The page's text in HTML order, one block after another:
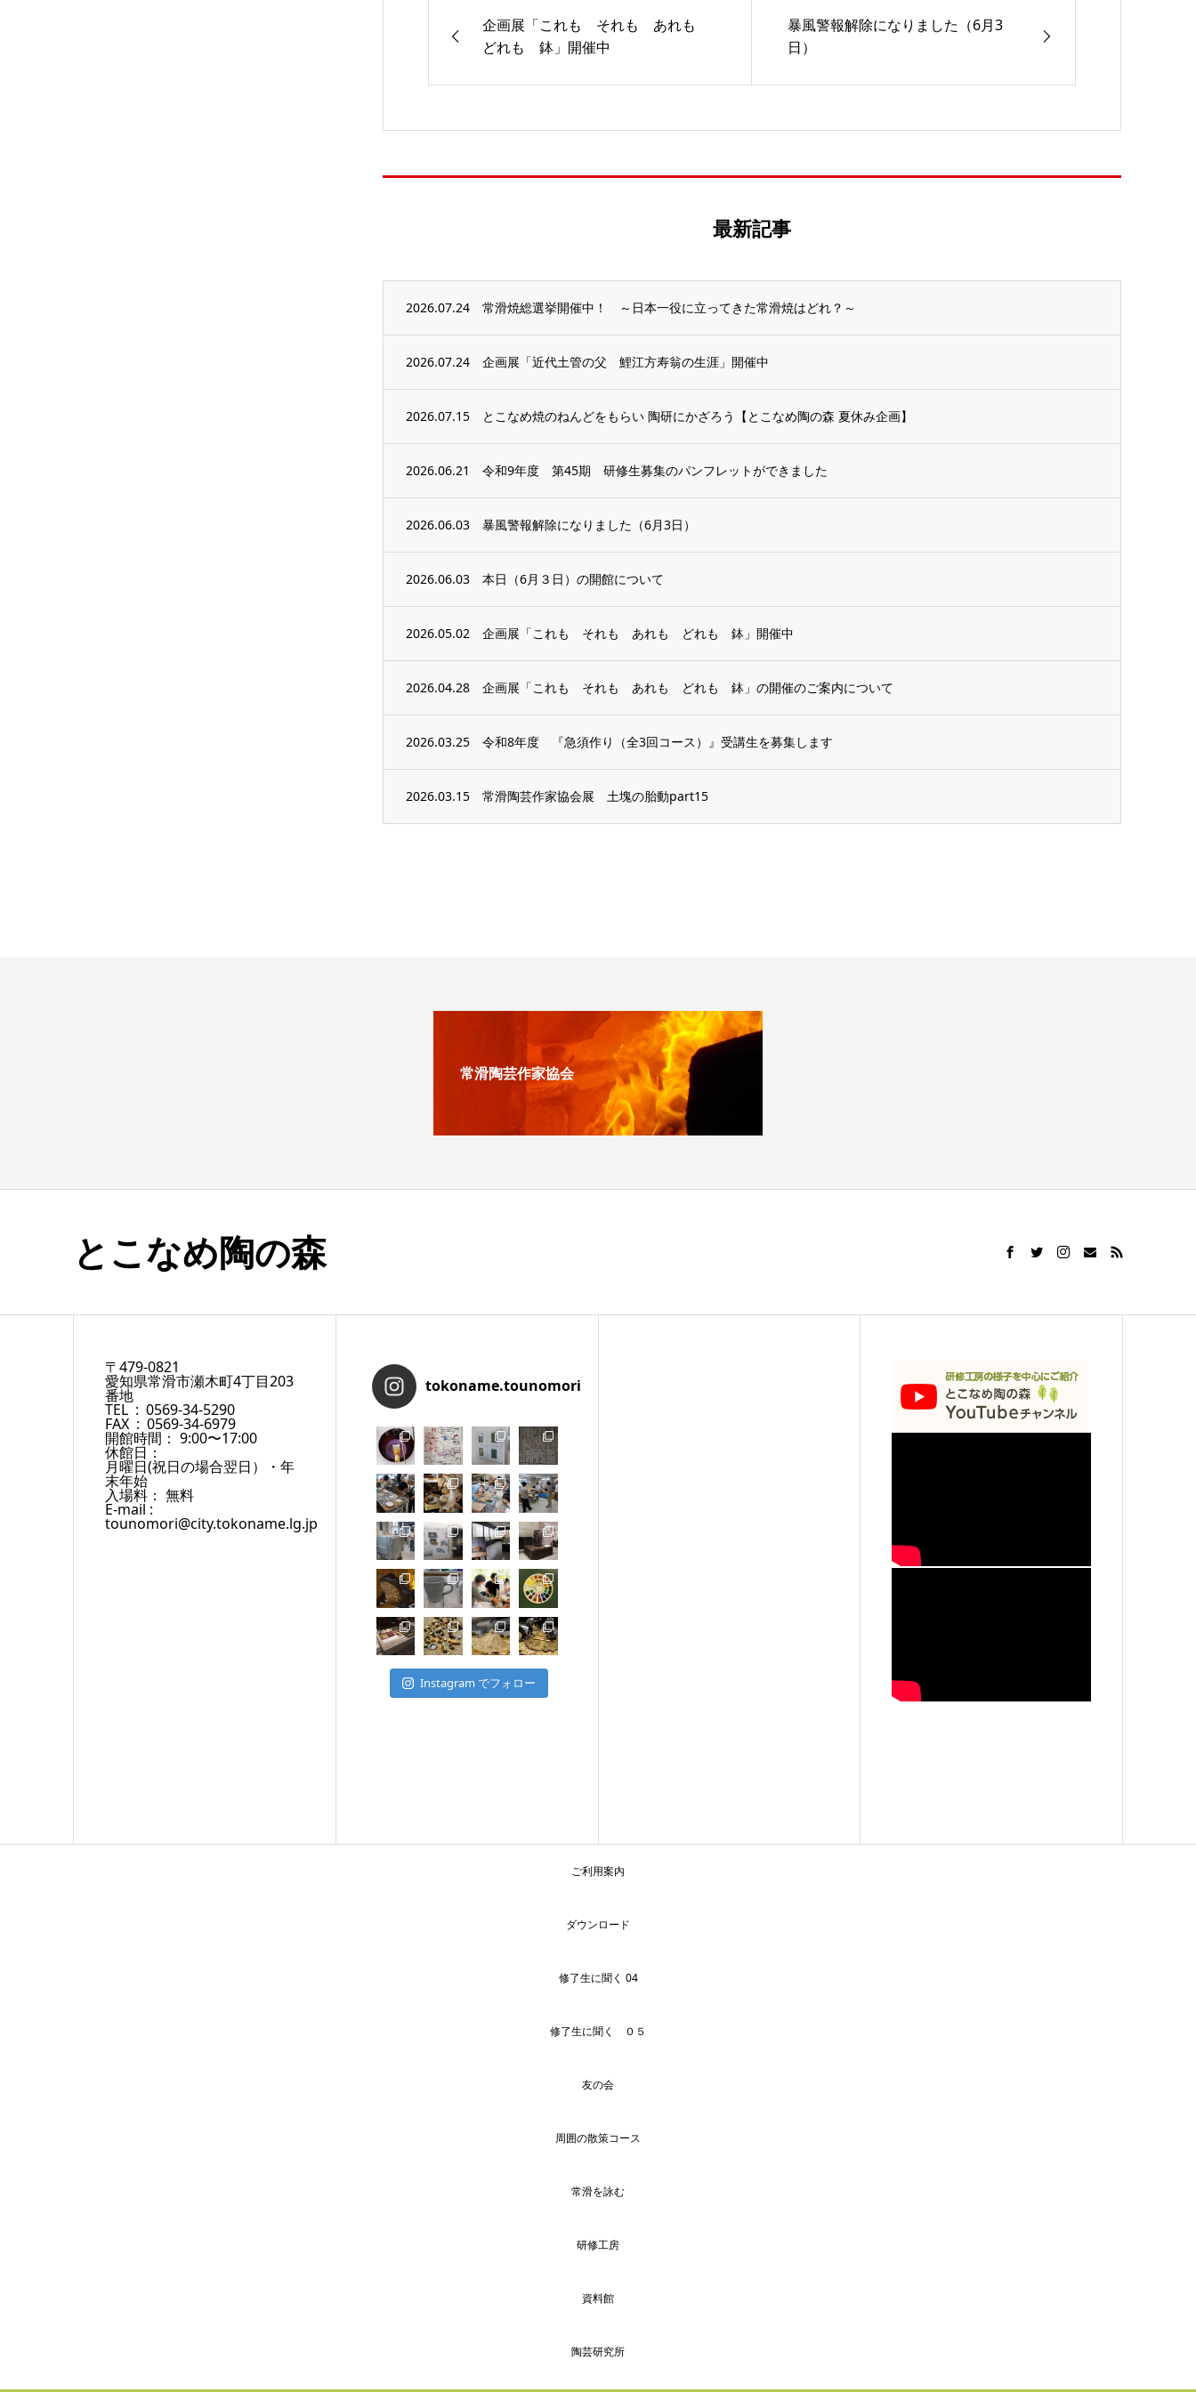
企画展「これも それも あれも
どれも 鉢」開催中
暴風警報解除になりました（6月3
日）
最新記事
2026.07.24 常滑焼総選挙開催中！ ～日本一役に立ってきた常滑焼はどれ？～
2026.07.24 企画展「近代土管の父 鯉江方寿翁の生涯」開催中
2026.07.15 とこなめ焼のねんどをもらい 陶研にかざろう【とこなめ陶の森 夏休み企画】
2026.06.21 令和9年度 第45期 研修生募集のパンフレットができました
2026.06.03 暴風警報解除になりました（6月3日）
2026.06.03 本日（6月３日）の開館について
2026.05.02 企画展「これも それも あれも どれも 鉢」開催中
2026.04.28 企画展「これも それも あれも どれも 鉢」の開催のご案内について
2026.03.25 令和8年度 『急須作り（全3回コース）』受講生を募集します
2026.03.15 常滑陶芸作家協会展 土塊の胎動part15
常滑陶芸作家協会
とこなめ陶の森
〒479-0821
愛知県常滑市瀬木町4丁目203
番地
TEL : 0569-34-5290
FAX : 0569-34-6979
開館時間： 9:00〜17:00
休館日：
月曜日(祝日の場合翌日）・年
末年始
入場料： 無料
E-mail :
tounomori@city.tokoname.lg.jp
tokoname.tounomori
Instagram でフォロー
ご利用案内
ダウンロード
修了生に聞く 04
修了生に聞く ０５
友の会
周囲の散策コース
常滑を詠む
研修工房
資料館
陶芸研究所